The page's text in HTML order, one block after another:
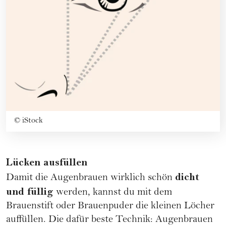
© iStock
Lücken ausfüllen
Damit die Augenbrauen wirklich schön dicht
und füllig werden, kannst du mit dem
Brauenstift oder Brauenpuder die kleinen Löcher
auffüllen. Die dafür beste Technik: Augenbrauen